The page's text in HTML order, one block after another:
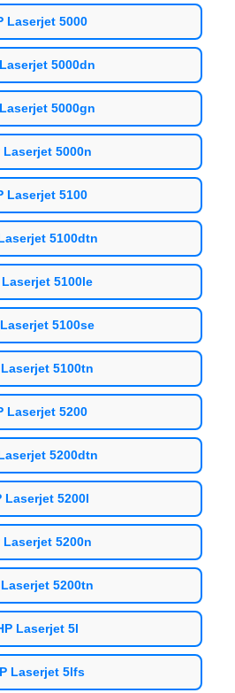
Laserjet 5000
5000dn
5000gn
Laserjet 5000n
Laserjet 5100
5100dtn
Laserjet 5100le
5100se
Laserjet 5100tn
Laserjet 5200
5200dtn
Laserjet 5200l
Laserjet 5200n
Laserjet 5200tn
Laserjet 5l
Laserjet 5lfs